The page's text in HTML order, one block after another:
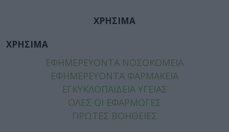
ΧΡΗΣΙΜΑ
ΧΡΗΣΙΜΑ
ΕΦΗΜΕΡΕΥΟΝΤΑ ΝΟΣΟΚΟΜΕΙΑ
ΕΦΗΜΕΡΕΥΟΝΤΑ ΦΑΡΜΑΚΕΙΑ
ΕΓΚΥΚΛΟΠΑΙΔΕΙΑ ΥΓΕΙΑΣ
ΟΛΕΣ ΟΙ ΕΦΑΡΜΟΓΕΣ
ΠΡΩΤΕΣ ΒΟΗΘΕΙΕΣ